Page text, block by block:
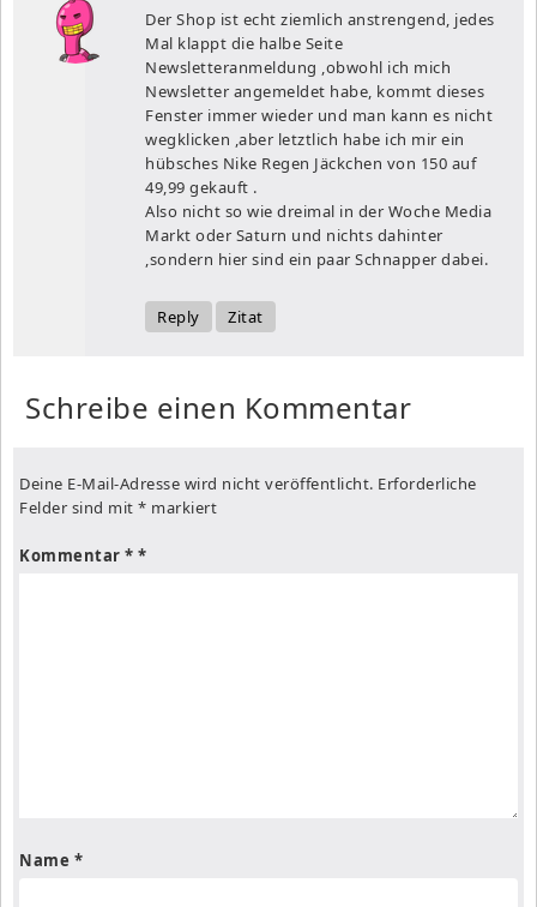
Der Shop ist echt ziemlich anstrengend, jedes
Mal klappt die halbe Seite
Newsletteranmeldung ,obwohl ich mich
Newsletter angemeldet habe, kommt dieses
Fenster immer wieder und man kann es nicht
wegklicken ,aber letztlich habe ich mir ein
hübsches Nike Regen Jäckchen von 150 auf
49,99 gekauft .
Also nicht so wie dreimal in der Woche Media
Markt oder Saturn und nichts dahinter
,sondern hier sind ein paar Schnapper dabei.
Reply Zitat
Schreibe einen Kommentar
Deine E-Mail-Adresse wird nicht veröffentlicht. Erforderliche
Felder sind mit * markiert
Kommentar *
Name *